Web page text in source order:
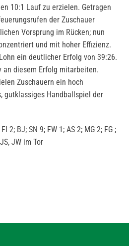
10:1 Lauf zu erzielen. Getragen
der Zuschauer
Vorsprung im Rücken; nun
und mit hoher Effizienz.
ein deutlicher Erfolg von 39:26.
diesem Erfolg mitarbeiten.
Zuschauern ein hoch
gutklassiges Handballspiel der
2; BJ; SN 9; FW 1; AS 2; MG 2; FG ;
JW im Tor